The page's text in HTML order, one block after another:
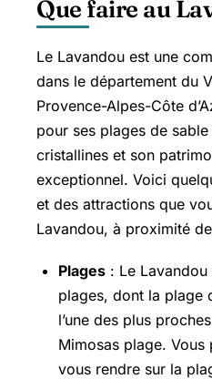
Que faire au
Le Lavandou est une
dans le département du
Provence-Alpes-Côte
pour ses plages de
cristallines et son
exceptionnel. Voici
et des attractions que
Lavandou, à proximité
Plages : Le
plages, dont la plage
l’une des plus
Mimosas plage. Vous
vous rendre sur la